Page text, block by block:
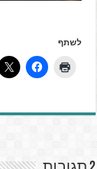
לשתף